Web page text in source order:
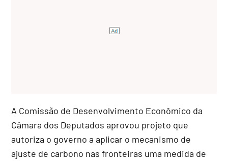
A Comissão de Desenvolvimento Econômico da
Câmara dos Deputados aprovou projeto que
autoriza o governo a aplicar o mecanismo de
ajuste de carbono nas fronteiras uma medida de